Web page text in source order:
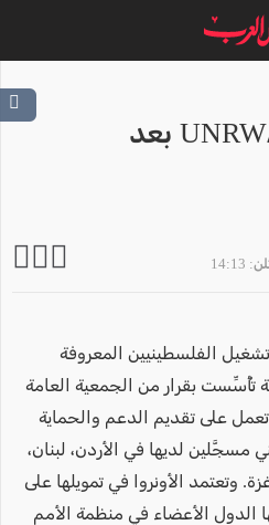
حرب على الأنروا UNRWA بعد
الفلسطينيين المعروفة
تأُسِّست بقرار من الجمعية العامة
المتحدة في عام 1949 تعمل على تقديم الدعم والحماية
مسجَّلين لديها في الأردن، لبنان،
وتعتمد الأونروا في تمويلها على
الدول الأعضاء في منظمة الأمم